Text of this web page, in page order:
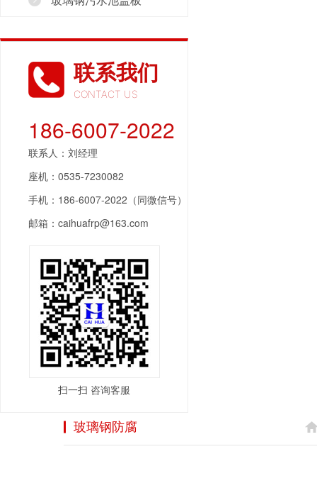
联系我们
CONTACT US
186-6007-2022
联系人：刘经理
座机：0535-7230082
手机：186-6007-2022（同微信号）
邮箱：caihuafrp@163.com
扫一扫 咨询客服
玻璃钢防腐